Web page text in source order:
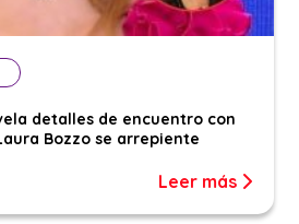
detalles de encuentro con
Bozzo se arrepiente
Leer más